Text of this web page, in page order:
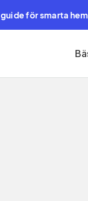
för smarta hem.